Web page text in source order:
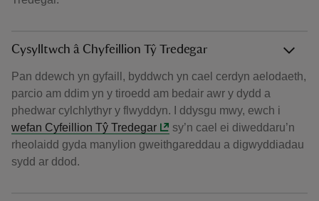
Cysylltwch â Chyfeillion Tŷ Tredegar
Pan ddewch yn gyfaill, byddwch yn cael cerdyn aelodaeth,
parcio am ddim yn y tiroedd am bedair awr y dydd a
phedwar cylchlythyr y flwyddyn. I ddysgu mwy, ewch i
wefan Cyfeillion Tŷ Tredegar
sy’n cael ei diweddaru’n
rheolaidd gyda manylion gweithgareddau a digwyddiadau
sydd ar ddod.